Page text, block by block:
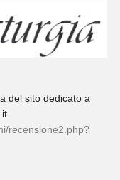
del sito dedicato a
recensione2.php?